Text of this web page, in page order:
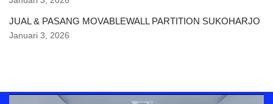
JUAL & PASANG MOVABLEWALL PARTITION SUKOHARJO
Januari 3, 2026